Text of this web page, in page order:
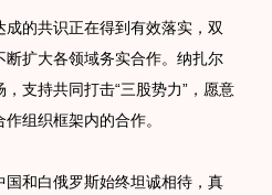
的共识正在得到有效落实，双
扩大各领域务实合作。纳扎尔
支持共同打击“三股势力”，愿意
组织框架内的合作。
和白俄罗斯始终坦诚相待，真